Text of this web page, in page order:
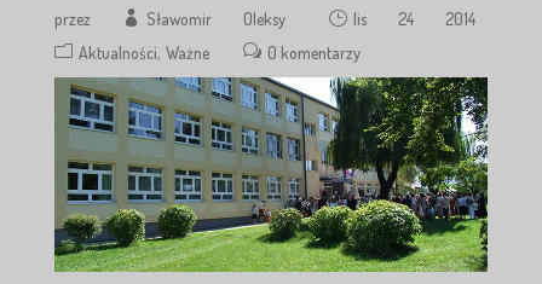
przez Sławomir Oleksy
lis 24 2014
Aktualności Ważne 0 komentarzy